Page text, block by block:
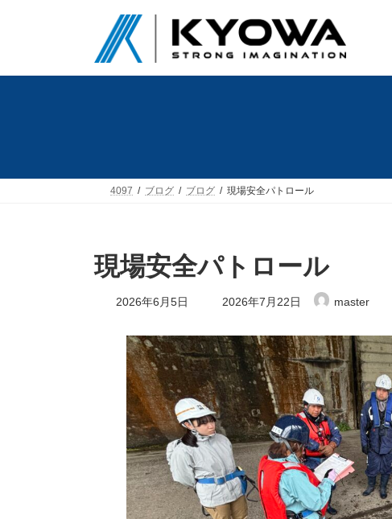
ツ
シ
4097 ブログ ブログ 現場安全パトロール
現場安全パトロール
2026年6月5日
最
終
新
日
時
:
2026年7月22日 master